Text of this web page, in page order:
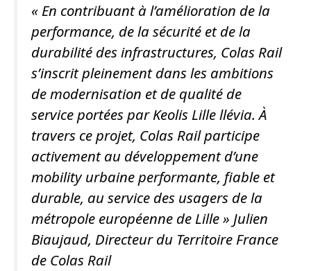
« En contribuant à l’amélioration de la
performance, de la sécurité et de la
durabilité des infrastructures, Colas Rail
s’inscrit pleinement dans les ambitions
de modernisation et de qualité de
service portées par Keolis Lille llévia. À
travers ce projet, Colas Rail participe
activement au développement d’une
mobility urbaine performante, fiable et
durable, au service des usagers de la
métropole européenne de Lille » Julien
Biaujaud, Directeur du Territoire France
de Colas Rail